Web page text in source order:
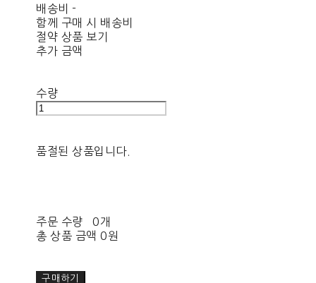
배송비 -
함께 구매 시 배송비
절약 상품 보기
추가 금액
수량
품절된 상품입니다.
주문 수량
0개
총 상품 금액 0원
구매하기